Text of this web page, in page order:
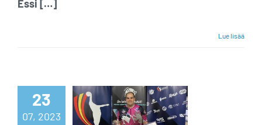
Essi […]
Lue lisää
23
07, 2023
Robinsonille jo
toinen EBT-